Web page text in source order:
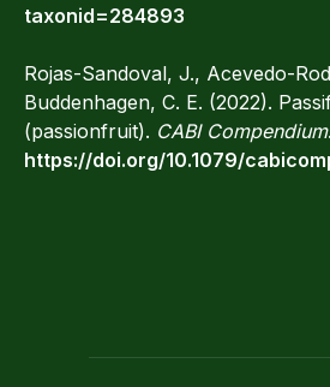
taxonid=284893
Rojas-Sandoval, J., Acevedo-
Buddenhagen, C. E. (2022).
(passionfruit). CABI Compendium.
https://doi.org/10.1079/